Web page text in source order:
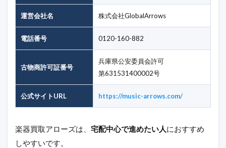
運営会社名 株式会社GlobalArrows
電話番号 0120-160-882
古物商許可証番号
兵庫県公安委員会許可
第631531400002号
公式サイトURL https://music-arrows.com/
楽器買取アローズは、 宅配中心で進めたい人におすすめ
しやすいです。